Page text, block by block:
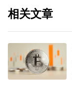
相关文章